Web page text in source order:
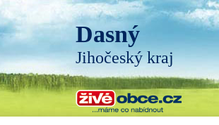
Dasný
Jihočeský kraj